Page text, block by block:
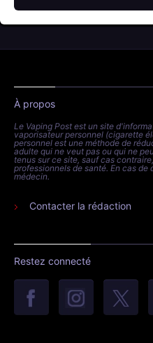
À propos
Le Vaping Post est un site
vaporisateur personnel (cigarette
personnel est une méthode de
adulte qui ne veut pas ou qui ne
tenus sur ce site, sauf cas
professionnels de santé. En cas
médecin.
Contacter la rédaction
Restez connecté